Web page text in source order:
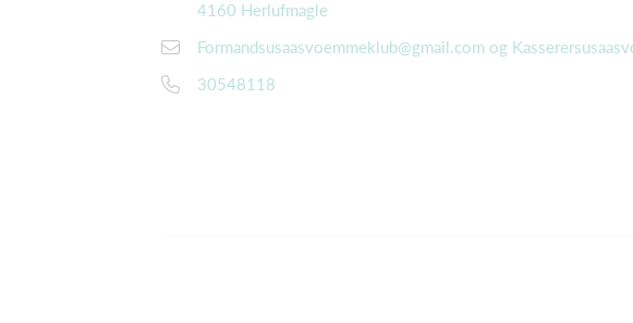
4160 Herlufmagle
Formandsusaasvoemmeklub@gmail.com og
30548118